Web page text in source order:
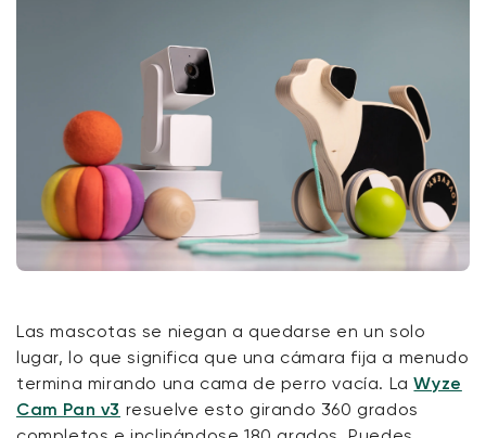
Las mascotas se niegan a quedarse en un solo
lugar, lo que significa que una cámara fija a menudo
termina mirando una cama de perro vacía. LaWyze
Cam Pan v3 resuelve esto girando 360 grados